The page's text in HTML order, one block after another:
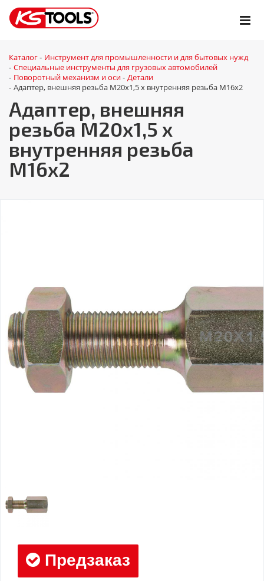
Каталог - Инструмент для промышленности и для бытовых нужд
- Специальные инструменты для грузовых автомобилей
- Поворотный механизм и оси - Детали
- Адаптер, внешняя резьба M20x1,5 x внутренняя резьба M16x2
Адаптер, внешняя
резьба M20x1,5 x
внутренняя резьба
M16x2
Предзаказ